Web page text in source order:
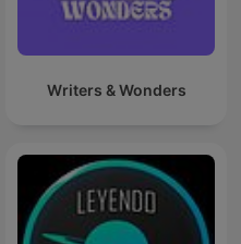
Writers & Wonders